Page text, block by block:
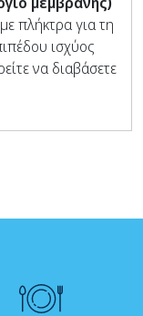
πλήκτρα για τη
ισχύος
να διαβάσετε